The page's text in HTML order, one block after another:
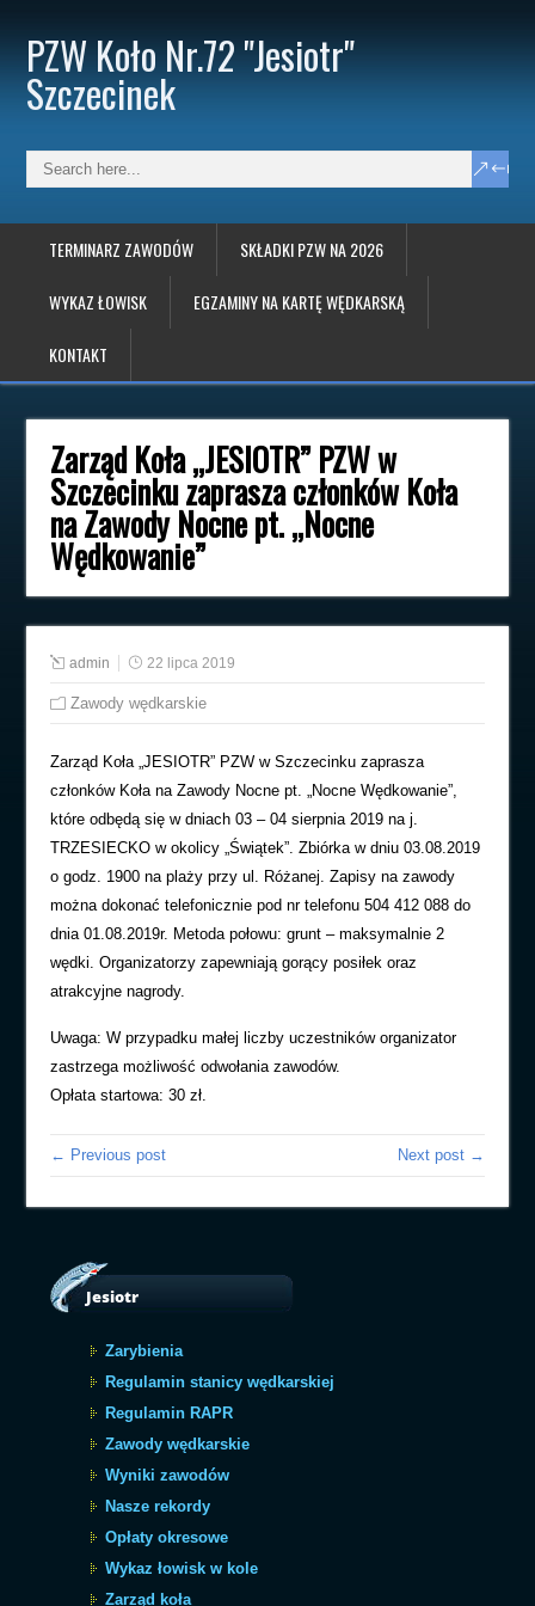
PZW Koło Nr.72 "Jesiotr"
Szczecinek
TERMINARZ ZAWODÓW SKŁADKI PZW NA 2026
WYKAZ ŁOWISK EGZAMINY NA KARTĘ WĘDKARSKĄ
KONTAKT
Zarząd Koła „JESIOTR” PZW w
Szczecinku zaprasza członków Koła
na Zawody Nocne pt. „Nocne
Wędkowanie”
admin 22 lipca 2019
Zawody wędkarskie
Zarząd Koła „JESIOTR” PZW w Szczecinku zaprasza
członków Koła na Zawody Nocne pt. „Nocne Wędkowanie”,
które odbędą się w dniach 03 – 04 sierpnia 2019 na j.
TRZESIECKO w okolicy „Świątek”. Zbiórka w dniu 03.08.2019
o godz. 1900 na plaży przy ul. Różanej. Zapisy na zawody
można dokonać telefonicznie pod nr telefonu 504 412 088 do
dnia 01.08.2019r. Metoda połowu: grunt – maksymalnie 2
wędki. Organizatorzy zapewniają gorący posiłek oraz
atrakcyjne nagrody.
Uwaga: W przypadku małej liczby uczestników organizator
zastrzega możliwość odwołania zawodów.
Opłata startowa: 30 zł.
← Previous post Next post →
Jesiotr
Zarybienia
Regulamin stanicy wędkarskiej
Regulamin RAPR
Zawody wędkarskie
Wyniki zawodów
Nasze rekordy
Opłaty okresowe
Wykaz łowisk w kole
Zarząd koła